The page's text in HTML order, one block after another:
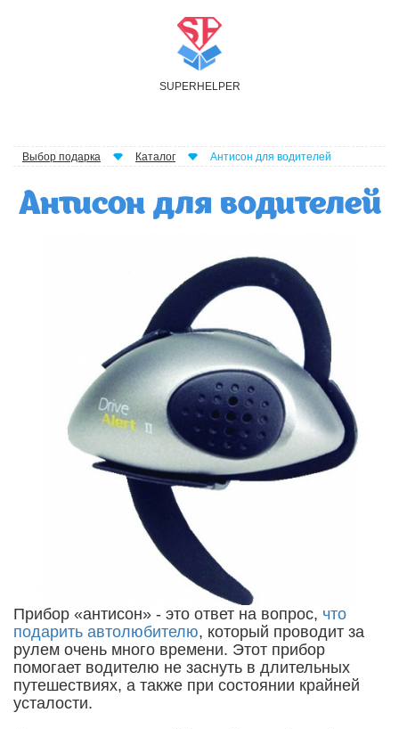
SUPER H ELPER
Выбор подарка Каталог Антисон для водителей
Антисон для водителей
Прибор «антисон» - это ответ на вопрос, что
подарить автолюбителю, который проводит за
рулем очень много времени. Этот прибор
помогает водителю не заснуть в длительных
путешествиях, а также при состоянии крайней
усталости.